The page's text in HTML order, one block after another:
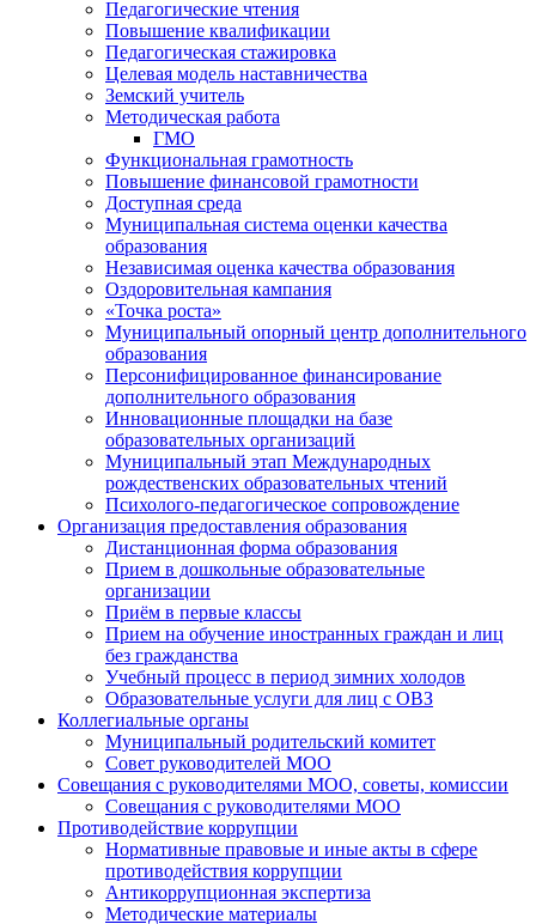
Педагогические чтения
Повышение квалификации
Педагогическая стажировка
Целевая модель наставничества
Земский учитель
Методическая работа
ГМО
Функциональная грамотность
Повышение финансовой грамотности
Доступная среда
Муниципальная система оценки качества
образования
Независимая оценка качества образования
Оздоровительная кампания
«Точка роста»
Муниципальный опорный центр дополнительного
образования
Персонифицированное финансирование
дополнительного образования
Инновационные площадки на базе
образовательных организаций
Муниципальный этап Международных
рождественских образовательных чтений
Психолого-педагогическое сопровождение
Организация предоставления образования
Дистанционная форма образования
Прием в дошкольные образовательные
организации
Приём в первые классы
Прием на обучение иностранных граждан и лиц
без гражданства
Учебный процесс в период зимних холодов
Образовательные услуги для лиц с ОВЗ
Коллегиальные органы
Муниципальный родительский комитет
Совет руководителей МОО
Совещания с руководителями МОО, советы, комиссии
Совещания с руководителями МОО
Противодействие коррупции
Нормативные правовые и иные акты в сфере
противодействия коррупции
Антикоррупционная экспертиза
Методические материалы